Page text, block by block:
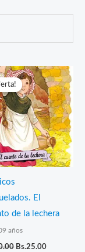
El
de la lechera
años
El
Bs.25.00